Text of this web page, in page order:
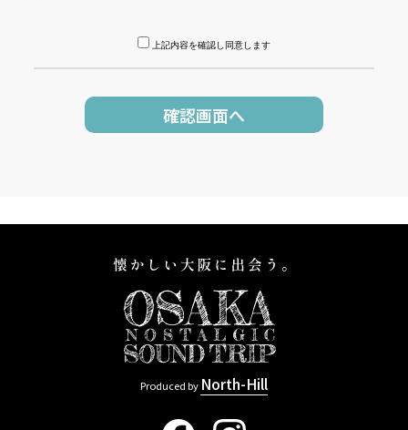
上記内容を確認し同意します
Produced by North-Hill